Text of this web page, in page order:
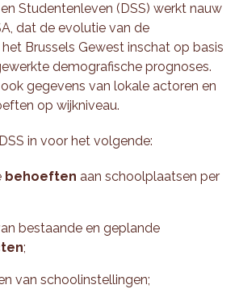
Studentenleven (DSS) werkt nauw
dat de evolutie van de
Brussels Gewest inschat op basis
demografische prognoses.
gegevens van lokale actoren en
op wijkniveau.
in voor het volgende:
behoeften aan schoolplaatsen per
bestaande en geplande
;
van schoolinstellingen;